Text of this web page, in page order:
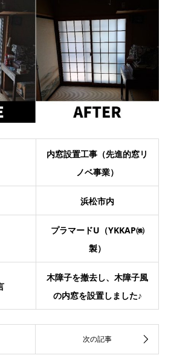
内窓設置工事（先進的窓リ
ノベ事業）
浜松市内
プラマードU（YKKAP㈱
製）
木障子を撤去し、木障子風
の内窓を設置しました♪